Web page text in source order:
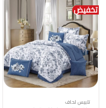
تخفيض
تلبيس لحاف